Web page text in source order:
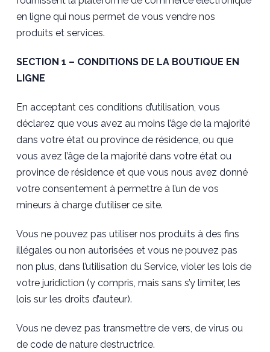
en ligne qui nous permet de vous vendre nos
produits et services.
SECTION 1 – CONDITIONS DE LA BOUTIQUE EN
LIGNE
En acceptant ces conditions d’utilisation, vous
déclarez que vous avez au moins l’âge de la majorité
dans votre état ou province de résidence, ou que
vous avez l’âge de la majorité dans votre état ou
province de résidence et que vous nous avez donné
votre consentement à permettre à l’un de vos
mineurs à charge d’utiliser ce site.
Vous ne pouvez pas utiliser nos produits à des fins
illégales ou non autorisées et vous ne pouvez pas
non plus, dans l’utilisation du Service, violer les lois de
votre juridiction (y compris, mais sans s’y limiter, les
lois sur les droits d’auteur).
Vous ne devez pas transmettre de vers, de virus ou
de code de nature destructrice.